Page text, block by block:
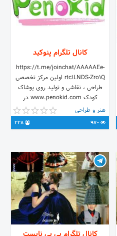
کانال تلگرام پنوکید
https://t.me/joinchat/AAAAAEe-
rtc1LNDS-Zro1Q اولین مرکز تخصصی
طراحی ، نقاشی و تولید روی پوشاک
کودک www.penokid.com در
اینستاگرام ما را دنبال کنید. 👇👇👇👇
Penokid جهت ثبت سفارش خود به آی
دی: 👇👇👇👇 @penokidadmin
هنر و طراحی